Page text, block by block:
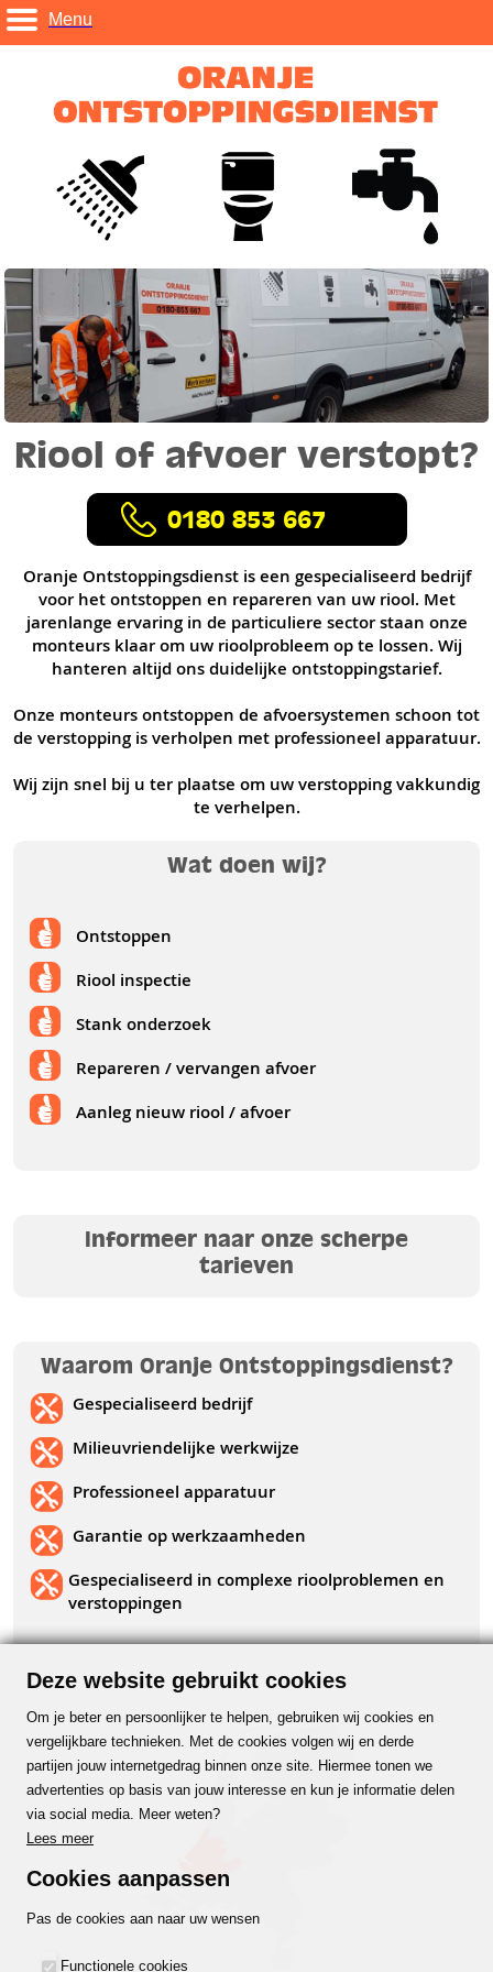
Menu
Riool of afvoer verstopt?
0180 853 667
Oranje Ontstoppingsdienst is een gespecialiseerd bedrijf
voor het ontstoppen en repareren van uw riool. Met
jarenlange ervaring in de particuliere sector staan onze
monteurs klaar om uw rioolprobleem op te lossen. Wij
hanteren altijd ons duidelijke ontstoppingstarief.
Onze monteurs ontstoppen de afvoersystemen schoon tot
de verstopping is verholpen met professioneel apparatuur.
Wij zijn snel bij u ter plaatse om uw verstopping vakkundig
te verhelpen.
Wat doen wij?
Ontstoppen
Riool inspectie
Stank onderzoek
Repareren / vervangen afvoer
Aanleg nieuw riool / afvoer
Informeer naar onze scherpe
tarieven
Waarom Oranje Ontstoppingsdienst?
Gespecialiseerd bedrijf
Milieuvriendelijke werkwijze
Professioneel apparatuur
Garantie op werkzaamheden
Gespecialiseerd in complexe rioolproblemen en
verstoppingen
Deze website gebruikt cookies
Om je beter en persoonlijker te helpen, gebruiken wij cookies en
vergelijkbare technieken. Met de cookies volgen wij en derde
partijen jouw internetgedrag binnen onze site. Hiermee tonen we
advertenties op basis van jouw interesse en kun je informatie delen
via social media. Meer weten?
Lees meer
Cookies aanpassen
Pas de cookies aan naar uw wensen
Functionele cookies